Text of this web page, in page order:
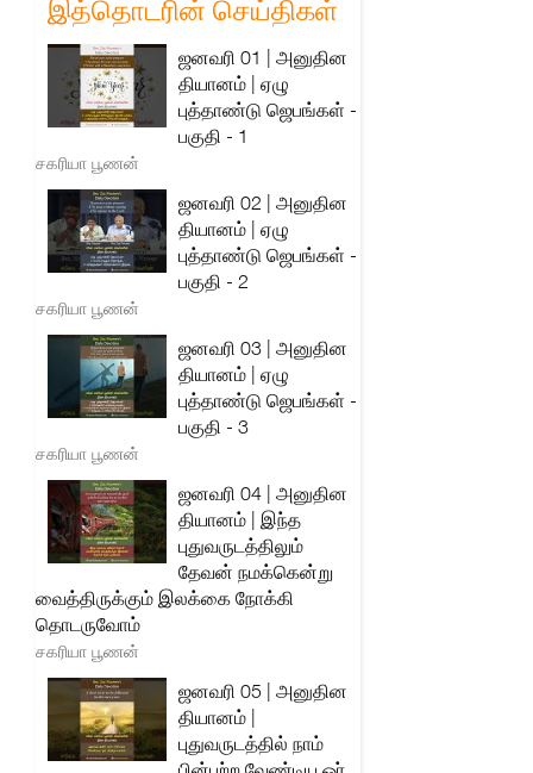
இத்தொடரின் செய்திகள்
ஜனவரி 01 | அனுதின
தியானம் | ஏழு
புத்தாண்டு ஜெபங்கள் -
பகுதி - 1
சகரியா பூணன்
ஜனவரி 02 | அனுதின
தியானம் | ஏழு
புத்தாண்டு ஜெபங்கள் -
பகுதி - 2
சகரியா பூணன்
ஜனவரி 03 | அனுதின
தியானம் | ஏழு
புத்தாண்டு ஜெபங்கள் -
பகுதி - 3
சகரியா பூணன்
ஜனவரி 04 | அனுதின
தியானம் | இந்த
புதுவருடத்திலும்
தேவன் நமக்கென்று
வைத்திருக்கும் இலக்கை நோக்கி
தொடருவோம்
சகரியா பூணன்
ஜனவரி 05 | அனுதின
தியானம் |
புதுவருடத்தில் நாம்